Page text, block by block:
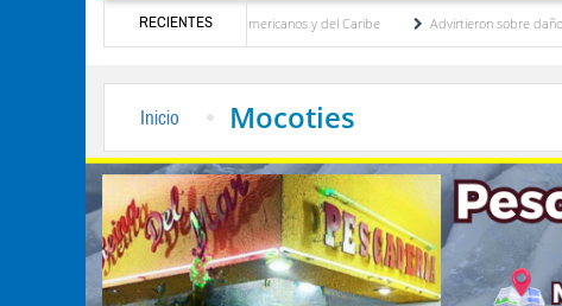
RECIENTES
de oro en los Juegos Centroamericanos y del Caribe Advirtieron sobre daños en las
Inicio Mocoties